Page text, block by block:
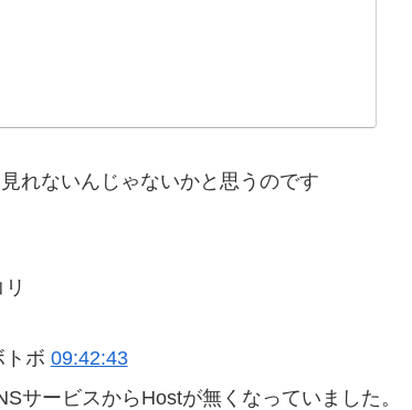
れないんじゃないかと思うのです
トボ 09:42:43
サービスからHostが無くなっていました。